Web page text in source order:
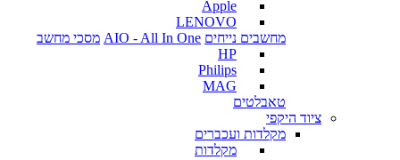
Apple
LENOVO
מחשבים נייחים AIO - All In One מסכי מחשב
HP
Philips
MAG
טאבלטים
ציוד היקפי
מקלדות ועכברים
מקלדות